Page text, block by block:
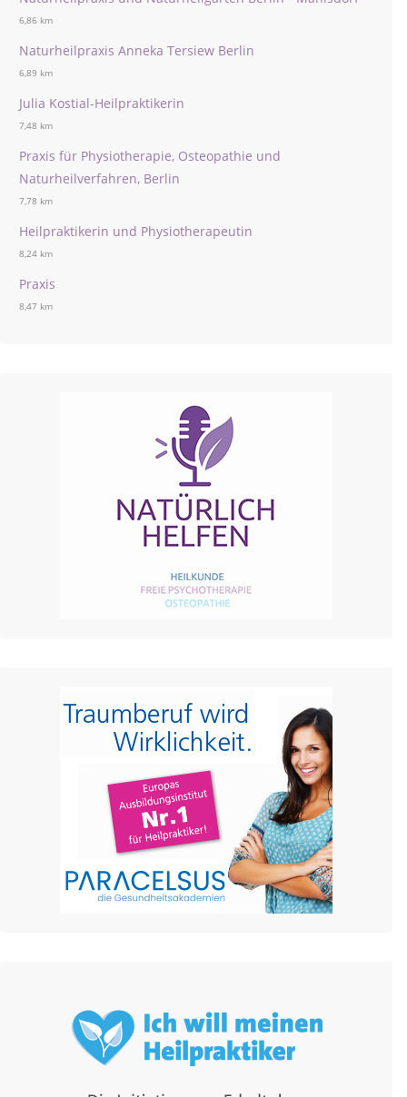
6,86 km
Naturheilpraxis Anneka Tersiew Berlin
6,89 km
Julia Kostial-Heilpraktikerin
7,48 km
Praxis für Physiotherapie, Osteopathie und
Naturheilverfahren, Berlin
7,78 km
Heilpraktikerin und Physiotherapeutin
8,24 km
Praxis
8,47 km